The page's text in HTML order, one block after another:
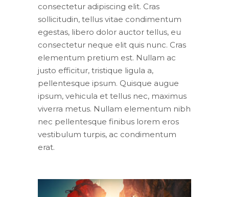
consectetur adipiscing elit. Cras
sollicitudin, tellus vitae condimentum
egestas, libero dolor auctor tellus, eu
consectetur neque elit quis nunc. Cras
elementum pretium est. Nullam ac
justo efficitur, tristique ligula a,
pellentesque ipsum. Quisque augue
ipsum, vehicula et tellus nec, maximus
viverra metus. Nullam elementum nibh
nec pellentesque finibus lorem eros
vestibulum turpis, ac condimentum
erat.